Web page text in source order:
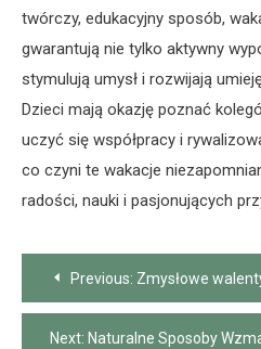
twórczy, edukacyjny sposób,
gwarantują nie tylko aktywny
stymulują umysł i rozwijają
Dzieci mają okazję poznać
uczyć się współpracy i
co czyni te wakacje
radości, nauki i pasjonujących
Nawigacja
wpisu
Previous: Zmysłowe
Next: Naturalne Sposoby